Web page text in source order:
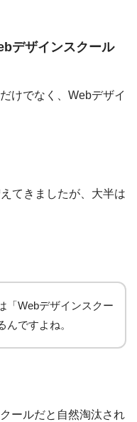
デザインスクール
けでなく、Webデザイ
てきましたが、大半は
「Webデザインスクー
んですよね。
ールだと自然淘汰され